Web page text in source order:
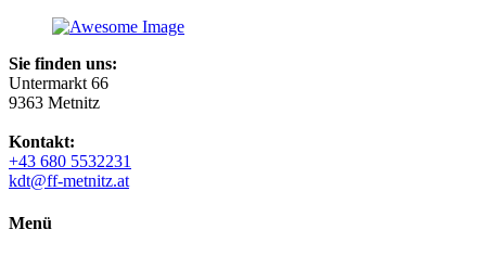
Sie finden uns:
Untermarkt 66
9363 Metnitz
Kontakt:
+43 680 5532231
kdt@ff-metnitz.at
Menü